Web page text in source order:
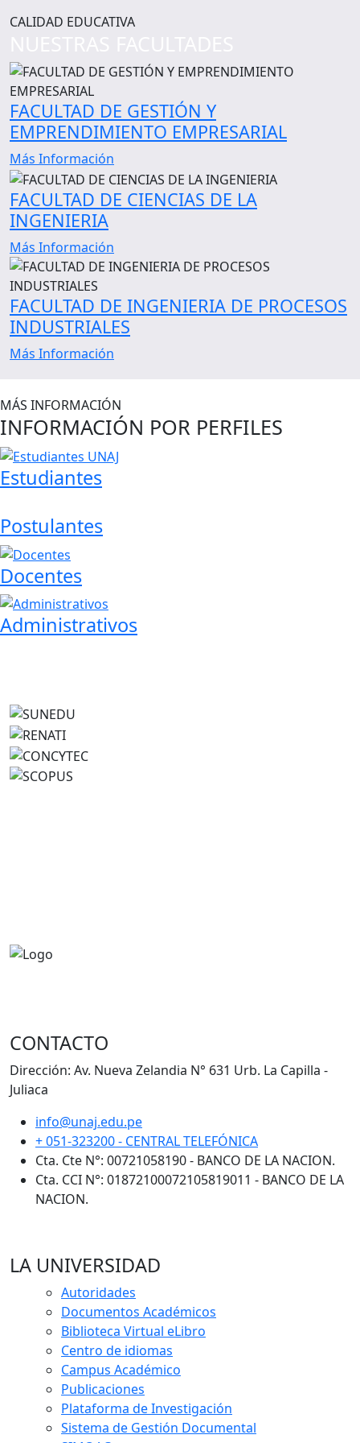
CALIDAD EDUCATIVA
FACULTAD DE GESTIÓN Y
EMPRENDIMIENTO EMPRESARIAL
Más Información
FACULTAD DE CIENCIAS DE LA
INGENIERIA
Más Información
FACULTAD DE INGENIERIA DE PROCESOS
INDUSTRIALES
Más Información
MÁS INFORMACIÓN
INFORMACIÓN POR PERFILES
Estudiantes
Postulantes
Docentes
Administrativos
CONTACTO
Dirección: Av. Nueva Zelandia N° 631 Urb. La Capilla -
Juliaca
info@unaj.edu.pe
+ 051-323200 - CENTRAL TELEFÓNICA
Cta. Cte N°: 00721058190 - BANCO DE LA NACION.
Cta. CCI N°: 01872100072105819011 - BANCO DE LA
NACION.
LA UNIVERSIDAD
Autoridades
Documentos Académicos
Biblioteca Virtual eLibro
Centro de idiomas
Campus Académico
Publicaciones
Plataforma de Investigación
Sistema de Gestión Documental